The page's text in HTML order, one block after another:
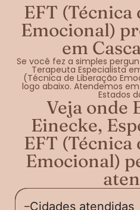
EFT (Técnica
Emocional)
em
Se você fez a simples
Terapeuta Especialista
(Técnica de Liberação
logo abaixo. Atendemos
Estados
Veja onde
Einecke,
EFT (Técnica
Emocional)
Cidades atendidas